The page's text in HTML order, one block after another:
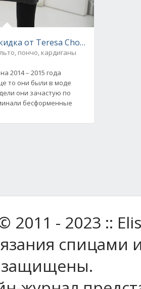
от Teresa Chorzepa,
пончо, кардиганы
2014 – 2015 года
то они были в моде
они зачастую по
бесформенные
2011 - 2023 ::
спицами
защищены.